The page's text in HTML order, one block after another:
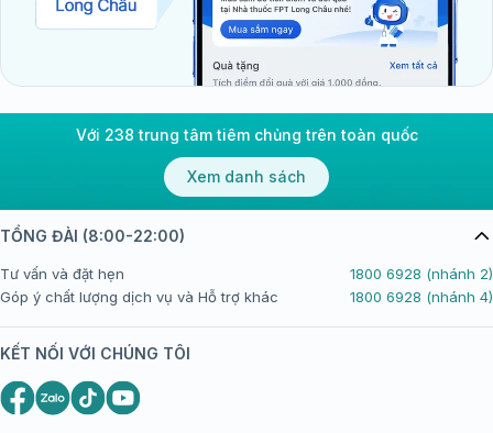
Với 238 trung tâm tiêm chủng trên toàn quốc
Xem danh sách
TỔNG ĐÀI (8:00-22:00)
Tư vấn và đặt hẹn
1800 6928 (nhánh 2)
Góp ý chất lượng dịch vụ và Hỗ trợ khác
1800 6928 (nhánh 4)
KẾT NỐI VỚI CHÚNG TÔI